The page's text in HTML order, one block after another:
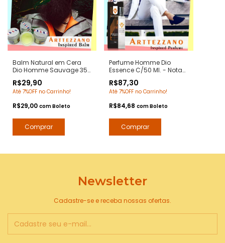
Balm Natural em Cera
Dio Homme Sauvage 35
Dior - Pomada
Modeladora Anti Frizz
R$29,90
Até 7%OFF no Carrinho!
R$29,00 comBoleto
Perfume Homme Dio
Essence C/50 Ml. - Notas
Contratipos Premium -
Arte 1 Perfumes
R$87,30
Até 7%OFF no Carrinho!
R$84,68comBoleto
Newsletter
Cadastre-se e receba nossas ofertas.